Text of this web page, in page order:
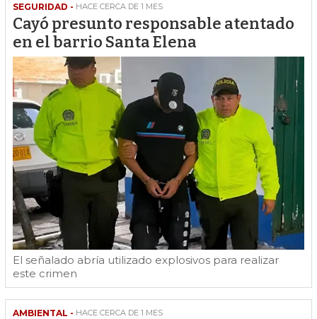
SEGURIDAD - HACE CERCA DE 1 MES
Cayó presunto responsable atentado
en el barrio Santa Elena
El señalado abría utilizado explosivos para realizar
este crimen
AMBIENTAL - HACE CERCA DE 1 MES